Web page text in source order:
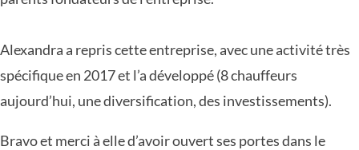
Alexandra a repris cette entreprise, avec une activité très
spécifique en 2017 et l’a développé (8 chauffeurs
aujourd’hui, une diversification, des investissements).
Bravo et merci à elle d’avoir ouvert ses portes dans le